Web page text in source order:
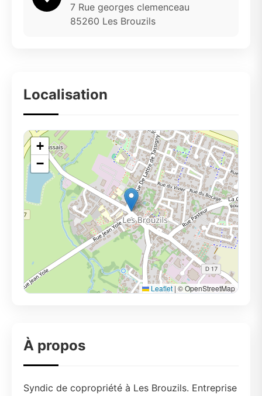
7 Rue georges clemenceau
85260 Les Brouzils
Localisation
+
−
Leaflet | © OpenStreetMap
À propos
Syndic de copropriété à Les Brouzils. Entreprise